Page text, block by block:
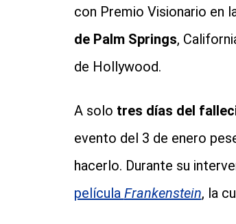
con Premio Visionario en
de Palm Springs,
de Hollywood.
A solo tres días del
evento del 3 de enero
hacerlo. Durante su
película Frankenstein, la